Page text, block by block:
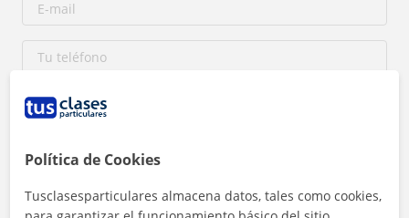
Al hacer clic, aceptas nuestroaviso legaly deprivacidad
Política de Cookies
Tusclasesparticulares almacena datos, tales como cookies,